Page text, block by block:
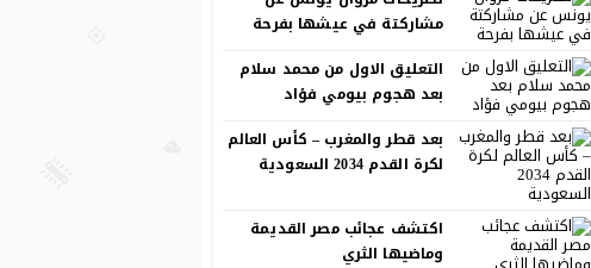
مشاركتة في عيشها بفرحة
التعليق الاول من محمد سلام
بعد هجوم بيومي فؤاد
بعد قطر والمغرب – كأس العالم
لكرة القدم 2034 السعودية
اكتشف عجائب مصر القديمة
وماضيها الثري